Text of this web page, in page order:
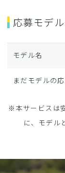
応募モデ
モデル名
まだモデルの
※本サービスは
に、モデル